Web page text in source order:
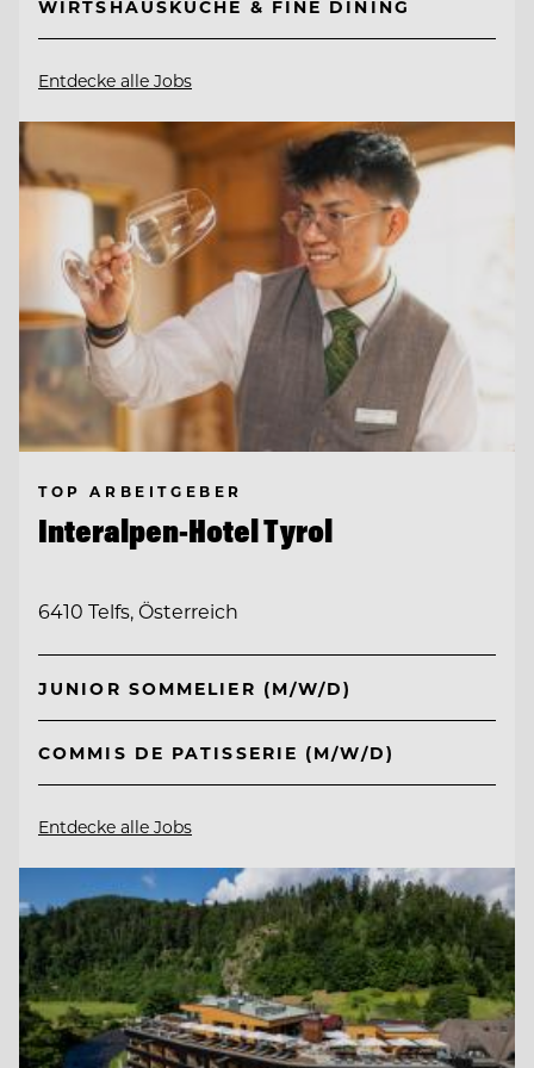
WIRTSHAUSKÜCHE & FINE DINING
Entdecke alle Jobs
TOP ARBEITGEBER
Interalpen-Hotel Tyrol
6410 Telfs, Österreich
JUNIOR SOMMELIER (M/W/D)
COMMIS DE PATISSERIE (M/W/D)
Entdecke alle Jobs